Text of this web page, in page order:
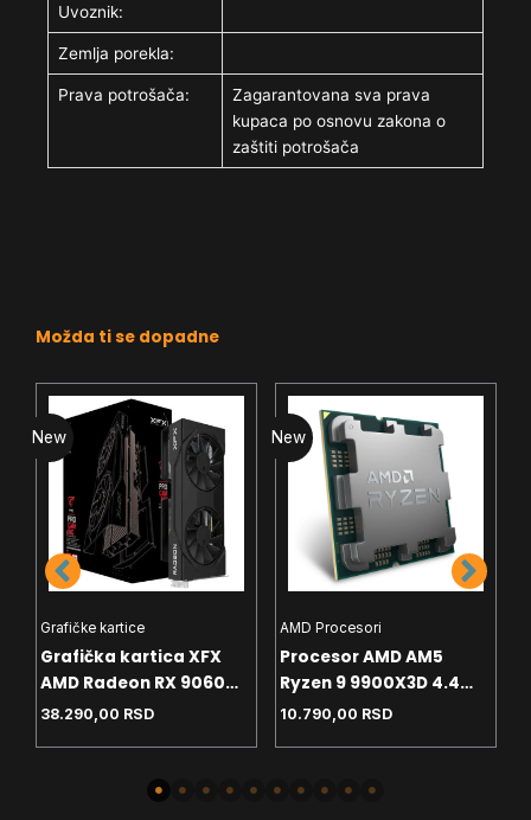
Uvoznik:
Zemlja porekla:
Prava potrošača:
Zagarantovana sva prava
kupaca po osnovu zakona o
zaštiti potrošača
Možda ti se dopadne
New
Grafičke kartice
Grafička kartica XFX
AMD Radeon RX 9060
8GB SWFT Gaming
38.290,00 RSD
New
AMD Procesori
Procesor AMD AM5
Ryzen 9 9900X3D 4.4
GHz Tray
10.790,00 RSD